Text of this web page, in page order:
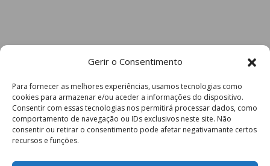
Gerir o Consentimento
Para fornecer as melhores experiências, usamos tecnologias como
cookies para armazenar e/ou aceder a informações do dispositivo.
Consentir com essas tecnologias nos permitirá processar dados, como
comportamento de navegação ou IDs exclusivos neste site. Não
consentir ou retirar o consentimento pode afetar negativamante certos
recursos e funções.